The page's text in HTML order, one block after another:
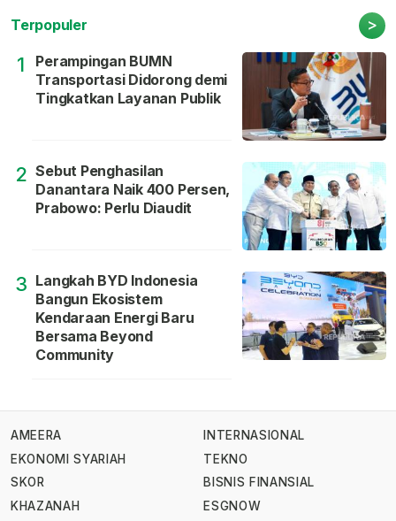
Terpopuler >
1
Perampingan BUMN
Transportasi Didorong demi
Tingkatkan Layanan Publik
2 Sebut Penghasilan
Danantara Naik 400 Persen,
Prabowo: Perlu Diaudit
3 Langkah BYD Indonesia
Bangun Ekosistem
Kendaraan Energi Baru
Bersama Beyond
Community
AMEERA
EKONOMI SYARIAH
SKOR
KHAZANAH
INTERNASIONAL
TEKNO
BISNIS FINANSIAL
ESGNOW